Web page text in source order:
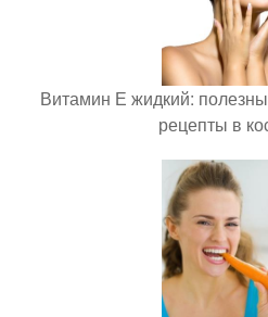
Витамин Е жидкий:
рецепты в